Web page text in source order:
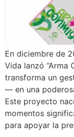
En diciembre de
Vida lanzó “Arma
transforma un
— en una
Este proyecto
momentos
para apoyar la